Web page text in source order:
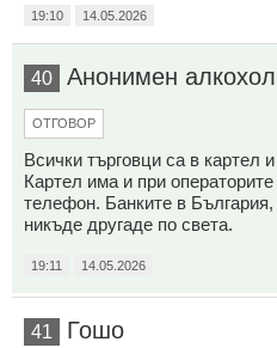
19:10 14.05.2026
40 Анонимен
ОТГОВОР
Всички търговци са в картел
Картел има и при
телефон. Банките в
никъде другаде по света.
19:11 14.05.2026
41 Гошо